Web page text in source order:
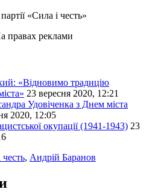
«Сила і честь»
правах реклами
«Відновимо традицію
23 вересня 2020, 12:21
Удовіченка з Днем міста
2020, 12:05
окупації (1941-1943) 23
, Андрій Баранов